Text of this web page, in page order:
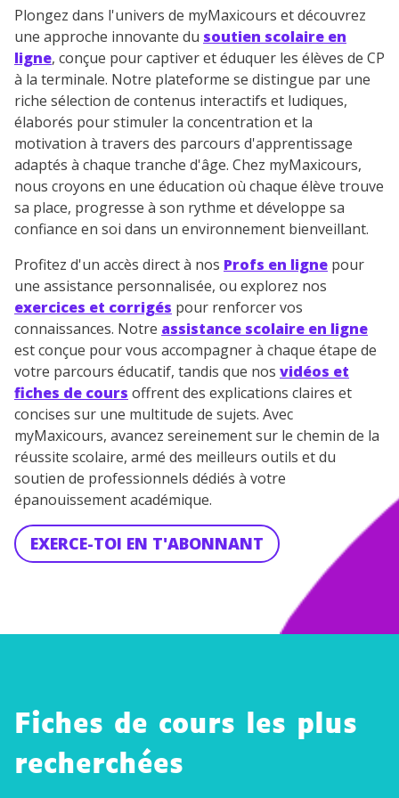
Plongez dans l'univers de myMaxicours et découvrez
une approche innovante du soutien scolaire en
ligne, conçue pour captiver et éduquer les élèves de CP
à la terminale. Notre plateforme se distingue par une
riche sélection de contenus interactifs et ludiques,
élaborés pour stimuler la concentration et la
motivation à travers des parcours d'apprentissage
adaptés à chaque tranche d'âge. Chez myMaxicours,
nous croyons en une éducation où chaque élève trouve
sa place, progresse à son rythme et développe sa
confiance en soi dans un environnement bienveillant.
Profitez d'un accès direct à nos Profs en ligne pour
une assistance personnalisée, ou explorez nos
exercices et corrigés pour renforcer vos
connaissances. Notre assistance scolaire en ligne
est conçue pour vous accompagner à chaque étape de
votre parcours éducatif, tandis que nos vidéos et
fiches de cours offrent des explications claires et
concises sur une multitude de sujets. Avec
myMaxicours, avancez sereinement sur le chemin de la
réussite scolaire, armé des meilleurs outils et du
soutien de professionnels dédiés à votre
épanouissement académique.
EXERCE-TOI EN T'ABONNANT
Fiches de cours les plus
recherchées